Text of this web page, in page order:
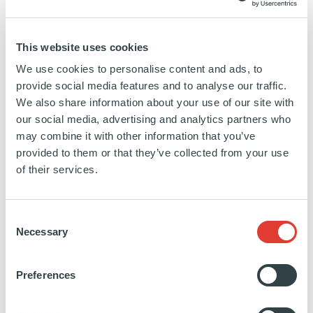
This website uses cookies
We use cookies to personalise content and ads, to
provide social media features and to analyse our traffic.
We also share information about your use of our site with
our social media, advertising and analytics partners who
may combine it with other information that you’ve
provided to them or that they’ve collected from your use
of their services.
Selection
Necessary
Preferences
gouvernance. Nous avons mis en place un
conseil d’administration structuré et j’ai
progressivement délégué les responsabilités
opérationnelles pour me recentrer sur la
stratégie et le produit. Nous avons recruté une
Directrice Financière expérimentée en sociétés
cotées,Stéphanie Pardo
puis un nouveau CEO en interne,Loïc Sautour,
indépendants de grande qualité ont également
rejoint le conseil.
: Au-delà de la gouvernance, Planisware